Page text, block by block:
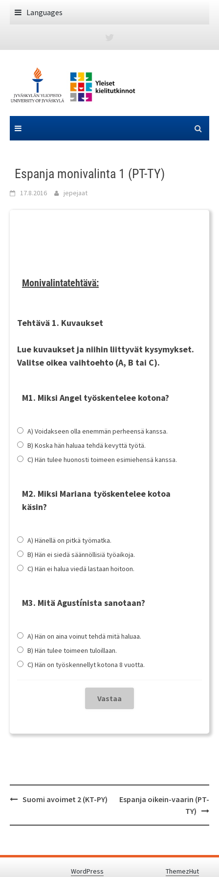
Languages
Espanja monivalinta 1 (PT-TY)
17.8.2016 jepejaat
Monivalintatehtävä:
Tehtävä 1. Kuvaukset
Lue kuvaukset ja niihin liittyvät kysymykset.
Valitse oikea vaihtoehto (A, B tai C).
M1. Miksi Angel työskentelee kotona?
A) Voidakseen olla enemmän perheensä kanssa.
B) Koska hän haluaa tehdä kevyttä työtä.
C) Hän tulee huonosti toimeen esimiehensä kanssa.
M2. Miksi Mariana työskentelee kotoa
käsin?
A) Hänellä on pitkä työmatka.
B) Hän ei siedä säännöllisiä työaikoja.
C) Hän ei halua viedä lastaan hoitoon.
M3. Mitä Agustínista sanotaan?
A) Hän on aina voinut tehdä mitä haluaa.
B) Hän tulee toimeen tuloillaan.
C) Hän on työskennellyt kotona 8 vuotta.
PostSuomi avoimet 2 (KT-PY)
Espanja oikein-vaarin (PT-
TY)
WordPress ThemezHut